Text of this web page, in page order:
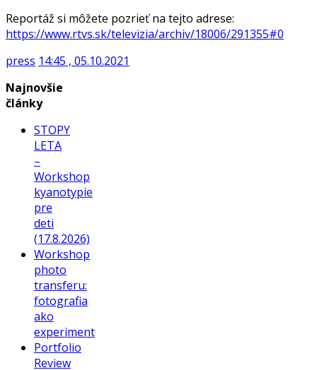
Reportáž si môžete pozrieť na tejto adrese:
https://www.rtvs.sk/televizia/archiv/18006/291355#0
press 14:45 , 05.10.2021
Najnovšie
články
STOPY
LETA
–
Workshop
kyanotypie
pre
deti
(17.8.2026)
Workshop
photo
transferu:
fotografia
ako
experiment
Portfolio
Review